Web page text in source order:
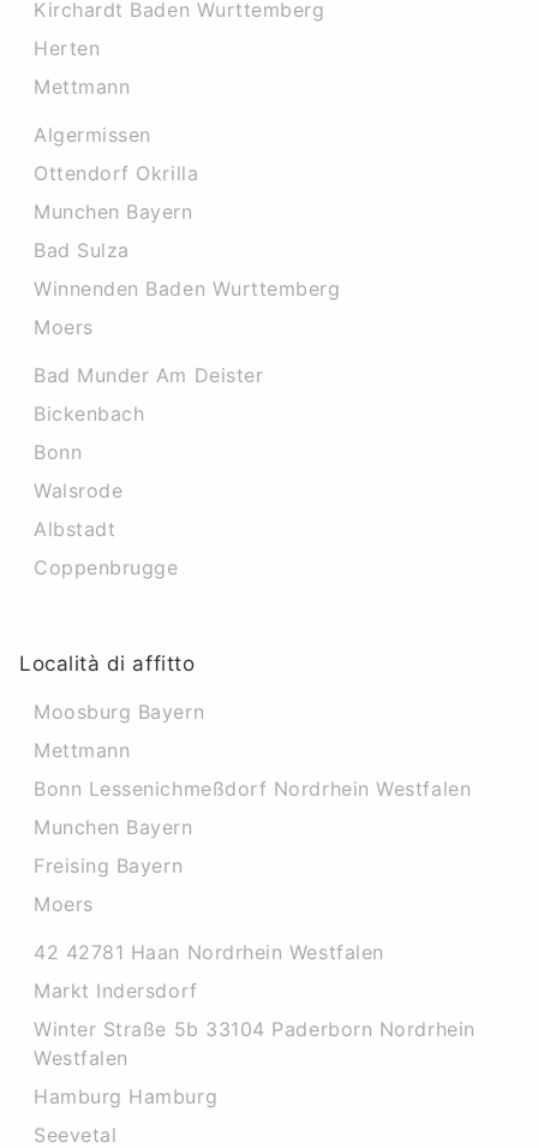
Kirchardt Baden Wurttemberg
Herten
Mettmann
Algermissen
Ottendorf Okrilla
Munchen Bayern
Bad Sulza
Winnenden Baden Wurttemberg
Moers
Bad Munder Am Deister
Bickenbach
Bonn
Walsrode
Albstadt
Coppenbrugge
Località di affitto
Moosburg Bayern
Mettmann
Bonn Lessenichmeßdorf Nordrhein Westfalen
Munchen Bayern
Freising Bayern
Moers
42 42781 Haan Nordrhein Westfalen
Markt Indersdorf
Winter Straße 5b 33104 Paderborn Nordrhein
Westfalen
Hamburg Hamburg
Seevetal